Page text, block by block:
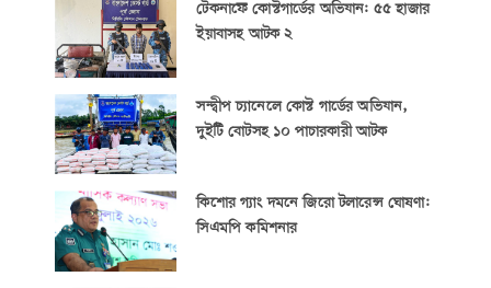
টেকনাফে কোস্টগার্ডের অভিযান: ৫৫ হাজার
ইয়াবাসহ আটক ২
সন্দ্বীপ চ্যানেলে কোস্ট গার্ডের অভিযান,
দুইটি বোটসহ ১০ পাচারকারী আটক
কিশোর গ্যাং দমনে জিরো টলারেন্স ঘোষণা:
সিএমপি কমিশনার